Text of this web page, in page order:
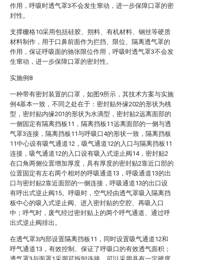
作用，呼吸时透气罩3不会发生窜动，进一步保障口罩的密
封性。
支撑栅格10采用包括硅胶、朔料、有机材料、钢丝等硬质
材料制作，用于口鼻前面作为拦挡、限位、隔离透气罩的
作用，保证呼吸面的驰张限位作用，呼吸时透气罩3不会发
生窜动，进一步保障口罩的密封性。
实施例8
一种带有密封装置的口罩，如图9所示，其技术方案与实施
例4基本一致，不同之处在于：密封贴外缘202的形状为桃
型，密封贴内缘201的形状为水滴型，密封贴2远离面部的
一侧固定有隔离挡板11，隔离挡板11远离面部的一侧与透
气罩3连接，隔离挡板11与呼吸口4的形状一致，隔离挡板
11中心设有吸气通道12，吸气通道12的入口与隔离挡板11
连接，吸气通道12的入口设有吸入式逆止阀14，密封贴2
在口角两侧位置增加厚度，具有厚度的密封贴2靠近口部的
位置固定有左右两个相对的呼吸通道13，呼吸通道13的出
口与密封贴2靠近面部的一侧连接，呼吸通道13的出口设
有呼出式逆止阀15。呼吸时，空气经由透气罩吸入隔离挡
板中心的吸入式逆止阀、进入密封贴的空腔、再吸入口
中；呼气时，废气经过密封贴上的两个呼气通道、通过呼
出式逆止阀排出。
在透气罩3内部设置隔离挡板11，同时设置吸气通道12和
呼气通道13，有效控制、保证了呼吸口的有效透气面积；